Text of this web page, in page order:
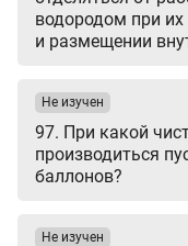
водородом при
и размещении
97. При какой
производиться
баллонов?
Не изучен
Не изучен